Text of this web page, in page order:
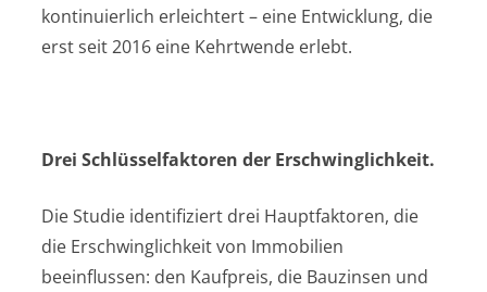
kontinuierlich erleichtert – eine Entwicklung, die
erst seit 2016 eine Kehrtwende erlebt.
Drei Schlüsselfaktoren der Erschwinglichkeit.
Die Studie identifiziert drei Hauptfaktoren, die
die Erschwinglichkeit von Immobilien
beeinflussen: den Kaufpreis, die Bauzinsen und